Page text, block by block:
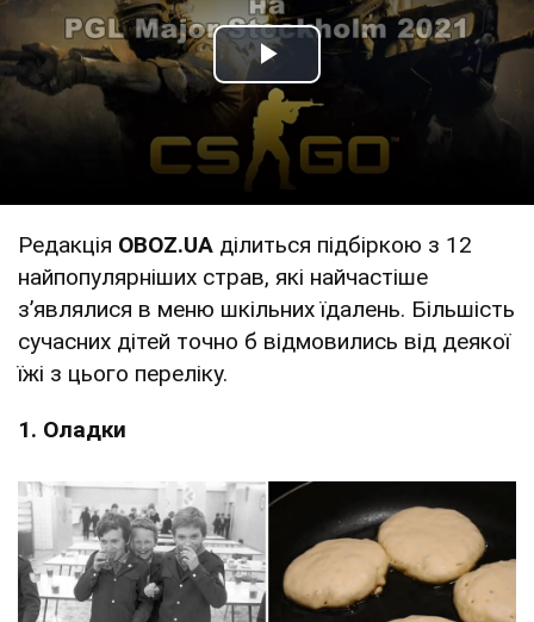
Play Video
Редакція OBOZ.UA ділиться підбіркою з 12
найпопулярніших страв, які найчастіше
з’являлися в меню шкільних їдалень. Більшість
сучасних дітей точно б відмовились від деякої
їжі з цього переліку.
1. Оладки